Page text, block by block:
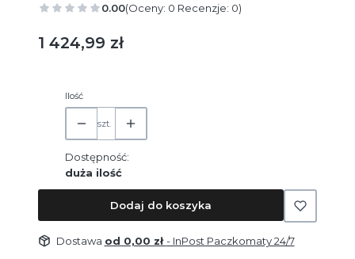
0.00(Oceny: 0 Recenzje: 0)
Cena
1 424,99 zł
Ilość
szt.
Dostępność:
duża ilość
Dodaj do koszyka
Dostawa od 0,00 zł- InPost Paczkomaty 24/7